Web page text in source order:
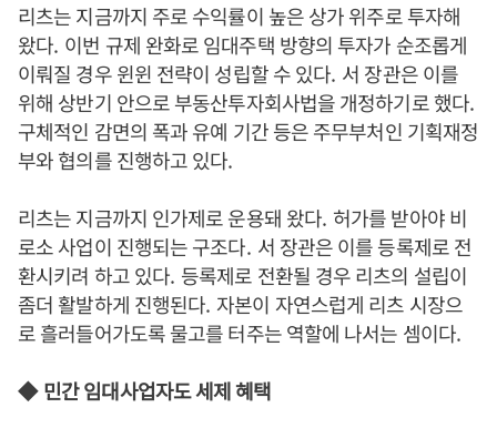
리츠는 지금까지 주로 수익률이 높은 상가 위주로 투자해
왔다. 이번 규제 완화로 임대주택 방향의 투자가 순조롭게
이뤄질 경우 윈윈 전략이 성립할 수 있다. 서 장관은 이를
위해 상반기 안으로 부동산투자회사법을 개정하기로 했다.
구체적인 감면의 폭과 유예 기간 등은 주무부처인 기획재정
부와 협의를 진행하고 있다.
리츠는 지금까지 인가제로 운용돼 왔다. 허가를 받아야 비
로소 사업이 진행되는 구조다. 서 장관은 이를 등록제로 전
환시키려 하고 있다. 등록제로 전환될 경우 리츠의 설립이
좀더 활발하게 진행된다. 자본이 자연스럽게 리츠 시장으
로 흘러들어가도록 물고를 터주는 역할에 나서는 셈이다.
◆민간 임대사업자도 세제 혜택